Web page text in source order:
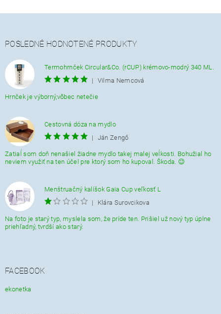
POSLEDNÉ HODNOTENÉ PRODUKTY
Termohrnček Circular&Co. (rCUP) krémovo-modrý 340 ML.
|
Vilma Nemcová
Hrnček je výborný,vôbec netečie
Cestovná dóza na mydlo
|
Ján Zengő
Zatiaĺ som doň nenašiel žiadne mydlo takej malej veĺkosti. Bohužial ho
neviem využiť na ten účel pre ktorý som ho kupoval. Škoda. 😉
Menštruačný kalíšok Gaia Cup veľkosť L
|
Klára Surovcikova
Na foto je starý typ, myslela som, že príde ten. Prišiel už nový typ úplne
priehľadný, tvrdší ako starý.
FACEBOOK
ekonetka